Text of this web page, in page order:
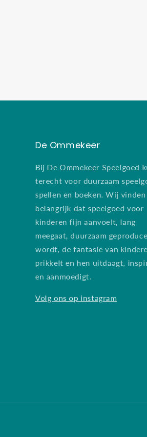
De Ommekeer
Bij De Ommekeer Speelgoed
terecht voor duurzaam
spellen en boeken. Wij
belangrijk dat speelgoed voor
kinderen fijn aanvoelt, lang
meegaat, duurzaam
wordt, de fantasie van
prikkelt en hen uitdaagt,
en aanmoedigt.
Volg ons op instagram